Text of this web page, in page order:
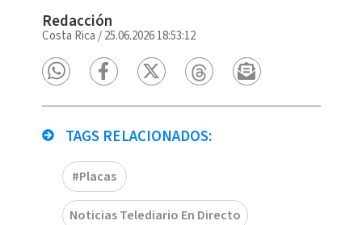
Redacción
Costa Rica /25.06.2026 18:53:12
TAGS RELACIONADOS:
#Placas
Noticias Telediario En Directo